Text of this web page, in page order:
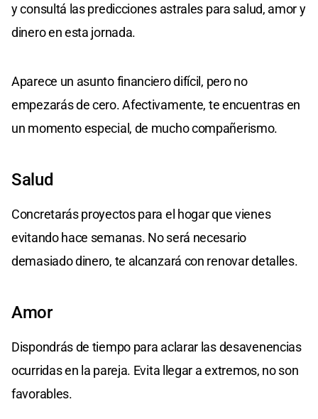
y consultá las predicciones astrales para salud, amor y
dinero en esta jornada.
Aparece un asunto financiero difícil, pero no
empezarás de cero. Afectivamente, te encuentras en
un momento especial, de mucho compañerismo.
Salud
Concretarás proyectos para el hogar que vienes
evitando hace semanas. No será necesario
demasiado dinero, te alcanzará con renovar detalles.
Amor
Dispondrás de tiempo para aclarar las desavenencias
ocurridas en la pareja. Evita llegar a extremos, no son
favorables.